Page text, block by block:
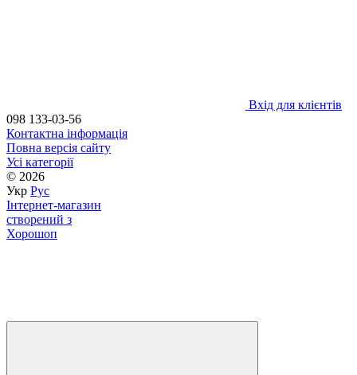
Вхід для клієнтів
098 133-03-56
Контактна інформація
Повна версія сайту
Усі категорії
© 2026
Укр Рус
Інтернет-магазин
створений з
Хорошоп